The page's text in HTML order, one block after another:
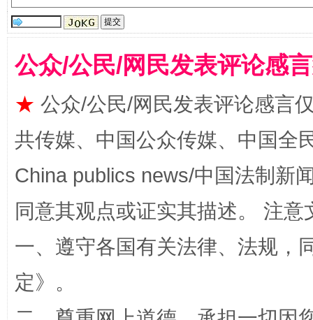
阿坝州三大球赛在茂县开幕 规模
公众/公民/网民发表评论感
★ 公众/公民/网民发表评论感言
共传媒、中国公众传媒、中国全
China publics news/中国法制新
同意其观点或证实其描述。 注
一、遵守各国有关法律、法规，
定》。